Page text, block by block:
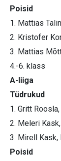
Poisid
1. Mattias
2. Kristofer
3. Mattias
4.-6. klass
A-liiga
Tüdrukud
1. Gritt
2. Meleri
3. Mirell Kask,
Poisid